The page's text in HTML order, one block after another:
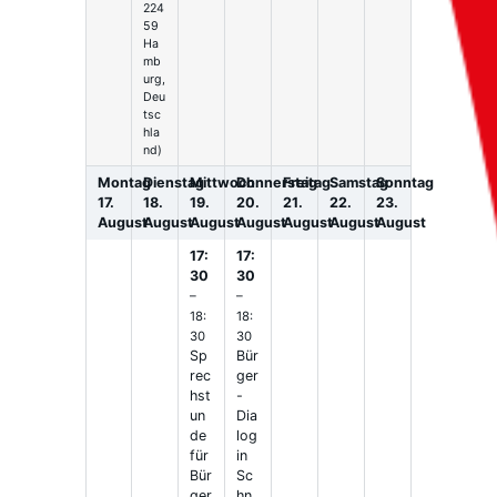
224
59
Ha
mb
urg,
Deu
tsc
hla
nd)
Montag
17.
August
Dienstag
18.
August
Mittwoch
19.
August
17:
30
–
18:
30
Sp
rec
hst
un
de
für
Bür
Donnerstag
20.
August
17:
30
–
18:
30
Bür
ger
-
Dia
log
in
Sc
Freitag
21.
August
Samstag
22.
August
Sonntag
23.
August